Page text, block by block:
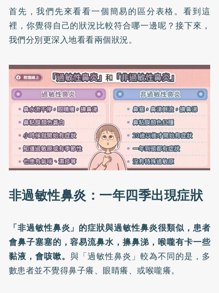
首先，我們先來看看一個簡易的區分表格。看到這
裡，你覺得自己的狀況比較符合哪一邊呢？接下來，
我們分別更深入地看看兩個狀況。
非過敏性鼻炎：一年四季出現症狀
「非過敏性鼻炎」的症狀與過敏性鼻炎很類似，患者
會鼻子塞塞的，容易流鼻水，擤鼻涕，喉嚨有卡一些
黏液，會咳嗽。 與「過敏性鼻炎」較為不同的是，多
數患者並不覺得鼻子癢、眼睛癢、或喉嚨癢。